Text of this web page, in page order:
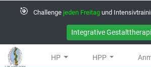
🎯 Challenge jeden Freitag und
Integrative
HP HPP